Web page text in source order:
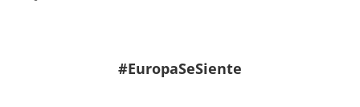
#EuropaSeSiente